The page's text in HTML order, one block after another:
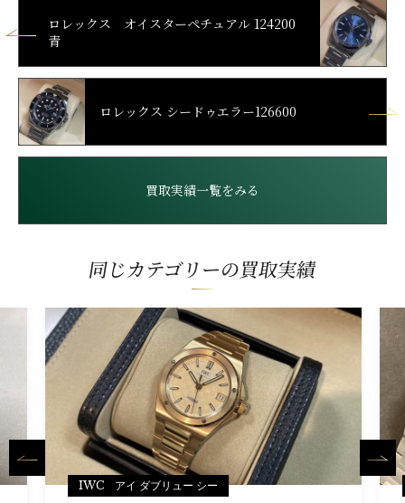
ロレックス オイスターペチュアル 124200
青
買取実績一覧をみる
ロレックス シードゥエラー126600
同じカテゴリーの買取実績
IWC アイ ダブリュー シー